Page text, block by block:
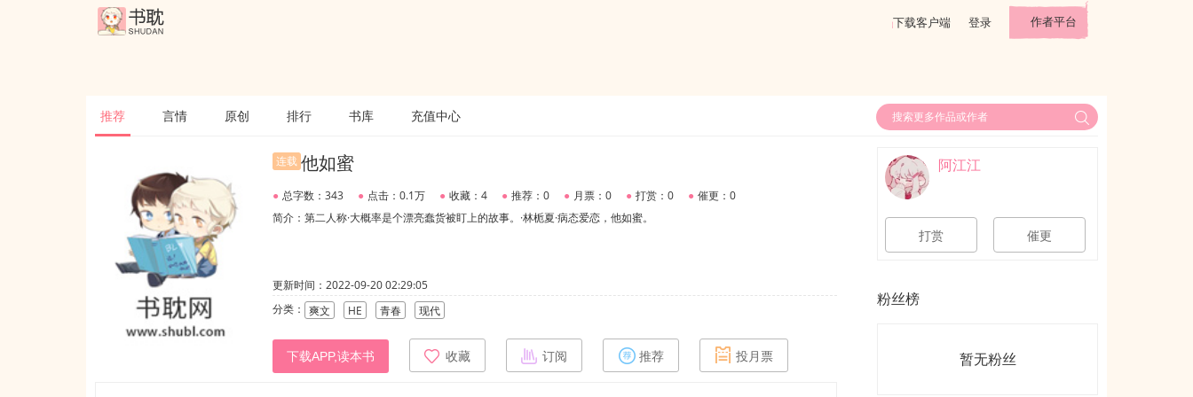
下载客户端 登录 作者平台
推荐 言情 原创 排行 书库 充值中心
连载 他如蜜
● 总字数：343 ● 点击：0.1万 ● 收藏：4 ● 推荐：0 ● 月票：0 ● 打赏：0 ● 催更：0
简介：第二人称·大概率是个漂亮蠢货被盯上的故事。·林栀夏·病态爱恋，他如蜜。
更新时间：2022-09-20 02:29:05
分类： 爽文 HE 青春 现代
下载APP,读本书 收藏 订阅 推荐 投月票
阿江江
打赏 催更
粉丝榜
暂无粉丝